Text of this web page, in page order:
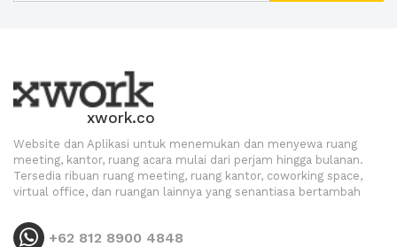
xwork.co
Website dan Aplikasi untuk menemukan dan menyewa ruang
meeting, kantor, ruang acara mulai dari perjam hingga bulanan.
Tersedia ribuan ruang meeting, ruang kantor, coworking space,
virtual office, dan ruangan lainnya yang senantiasa bertambah
+62 812 8900 4848